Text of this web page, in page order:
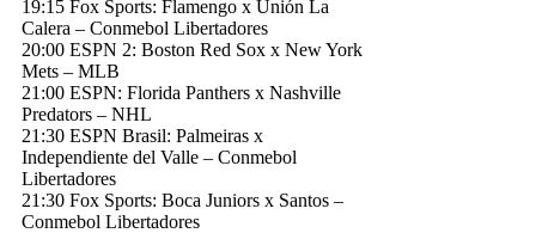
19:15 Fox Sports: Flamengo x Unión La
Calera – Conmebol Libertadores
20:00 ESPN 2: Boston Red Sox x New York
Mets – MLB
21:00 ESPN: Florida Panthers x Nashville
Predators – NHL
21:30 ESPN Brasil: Palmeiras x
Independiente del Valle – Conmebol
Libertadores
21:30 Fox Sports: Boca Juniors x Santos –
Conmebol Libertadores